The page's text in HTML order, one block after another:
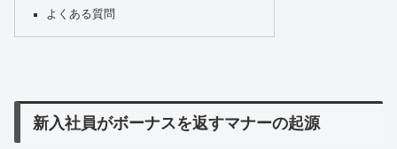
よくある質問
新入社員がボーナスを返すマナーの起源